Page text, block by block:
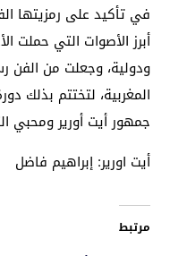
في تأكيد على رمزيتها
أبرز الأصوات التي حملت
ودولية، وجعلت من الفن
المغربية، لتختتم بذلك
جمهور أيت أورير ومحبي
أيت اورير: إبراهيم فاضل
مرتبط